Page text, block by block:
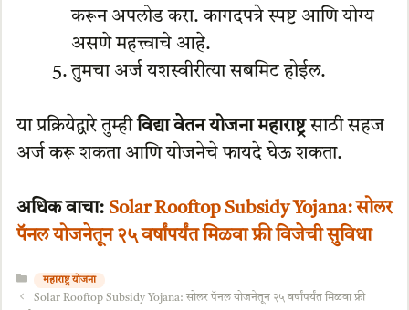
करून अपलोड करा. कागदपत्रे स्पष्ट आणि योग्य
असणे महत्त्वाचे आहे.
तुमचा अर्ज यशस्वीरीत्या सबमिट होईल.
या प्रक्रियेद्वारे तुम्हीविद्या वेतन योजना महाराष्ट्रसाठी सहज
अर्ज करू शकता आणि योजनेचे फायदे घेऊ शकता.
अधिक वाचा: Solar Rooftop Subsidy Yojana: सोलर
पॅनल योजनेतून २५ वर्षांपर्यंत मिळवा फ्री विजेची सुविधा
Categories
महाराष्ट्र योजना
Solar Rooftop Subsidy Yojana: सोलर पॅनल योजनेतून २५ वर्षांपर्यंत मिळवा फ्री